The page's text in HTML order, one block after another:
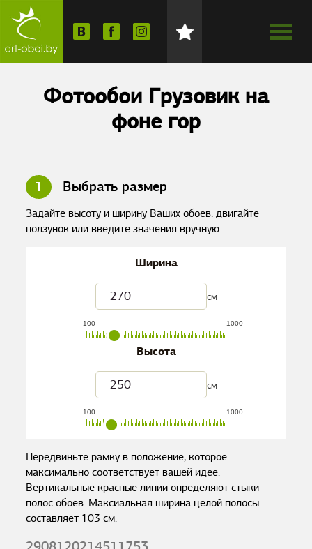
Фотообои Грузовик на
фоне гор
1 Выбрать размер
Задайте высоту и ширину Ваших обоев: двигайте
ползунок или введите значения вручную.
Ширина
см
100 1000
Высота
см
100 1000
Передвиньте рамку в положение, которое
максимально соответствует вашей идее.
Вертикальные красные линии определяют стыки
полос обоев. Максиальная ширина целой полосы
составляет 103 см.